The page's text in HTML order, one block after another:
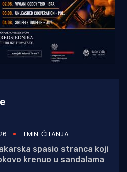
1 MIN. ČITANJA
spasio stranca koji
krenuo u sandalama